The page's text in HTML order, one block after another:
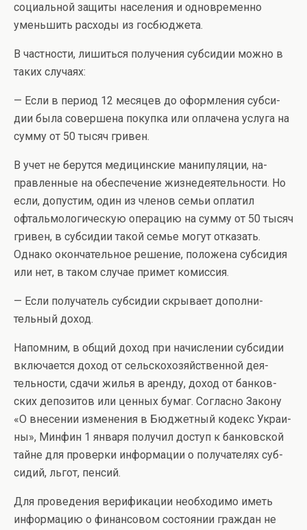
социальной защиты населения и одновременно
уменьшить расходы из госбюджета.
В частности, лишиться получения субсидии мож­но в
таких случаях:
— Если в период 12 месяцев до оформления субси­
дии была совершена покупка или оплачена услуга на
сумму от 50 тысяч гривен.
В учет не берутся медицинские манипуляции, на­
правленные на обеспечение жизнедеятельности. Но
если, допустим, один из членов семьи оплатил
офтальмологическую операцию на сумму от 50 ты­сяч
гривен, в субсидии такой семье могут отказать.
Однако окончательное решение, положена субсидия
или нет, в таком случае примет комиссия.
— Если получатель субсидии скрывает дополни­
тельный доход.
Напомним, в общий доход при начислении субси­дии
включается доход от сельскохозяйственной дея­
тельности, сдачи жилья в аренду, доход от банков­
ских депозитов или ценных бумаг. Согласно Закону
«О внесении изменения в Бюджетный кодекс Украи­
ны», Минфин 1 января получил доступ к банковской
тайне для проверки информации о получателях суб­
сидий, льгот, пенсий.
Для проведения верификации необходимо иметь
информацию о финансовом состоянии граждан не